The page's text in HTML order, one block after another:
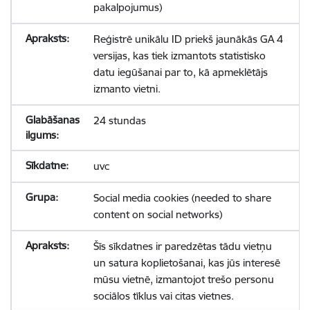
pakalpojumus)
Reģistrē unikālu ID priekš jaunākās GA 4
versijas, kas tiek izmantots statistisko
datu iegūšanai par to, kā apmeklētājs
izmanto vietni.
24 stundas
uvc
Social media cookies (needed to share
content on social networks)
Šīs sīkdatnes ir paredzētas tādu vietņu
un satura koplietošanai, kas jūs interesē
mūsu vietnē, izmantojot trešo personu
sociālos tīklus vai citas vietnes.